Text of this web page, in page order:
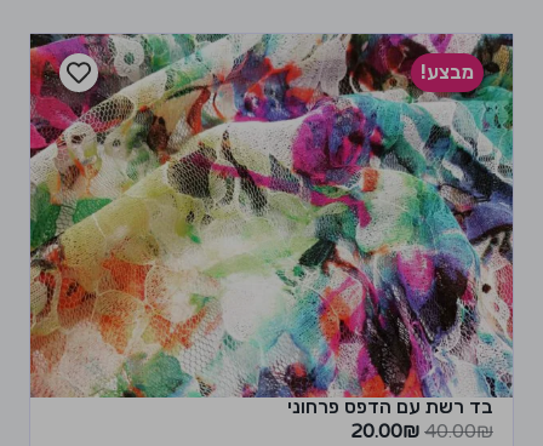
מבצע!
בד רשת עם הדפס פרחוני
40.00₪
20.00₪